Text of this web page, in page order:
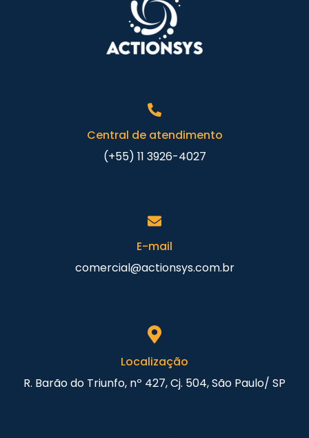
Central de atendimento
(+55) 11 3926-4027
E-mail
comercial@actionsys.com.br
Localização
R. Barão do Triunfo, nº 427, Cj. 504, São Paulo/ SP